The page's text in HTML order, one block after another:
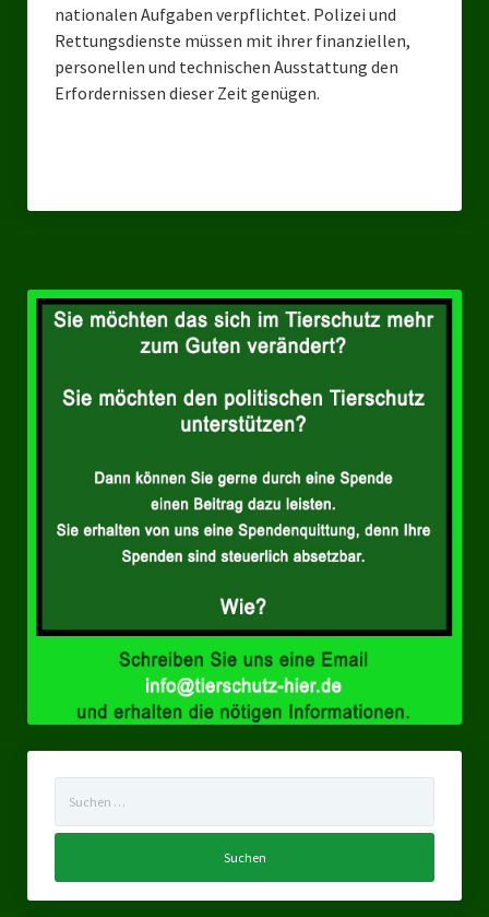
nationalen Aufgaben verpflichtet. Polizei und
Rettungsdienste müssen mit ihrer finanziellen,
personellen und technischen Ausstattung den
Erfordernissen dieser Zeit genügen.
nach: